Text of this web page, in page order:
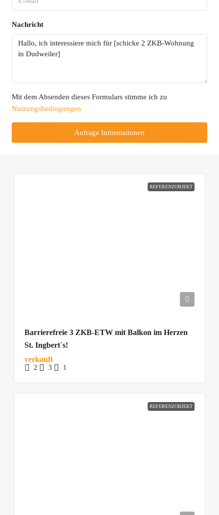
Nachricht
Mit dem Absenden dieses Formulars stimme ich zu
Nutzungsbedingungen
Anfrage Informationen
REFERENZOBJEKT
Barrierefreie 3 ZKB-ETW mit Balkon im Herzen
St. Ingbert´s!
verkauft
2 3 1
REFERENZOBJEKT